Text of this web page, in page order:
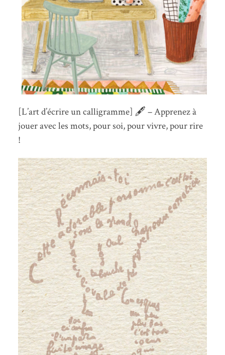
[L’art d’écrire un calligramme] 🖋 – Apprenez à
jouer avec les mots, pour soi, pour vivre, pour rire
!